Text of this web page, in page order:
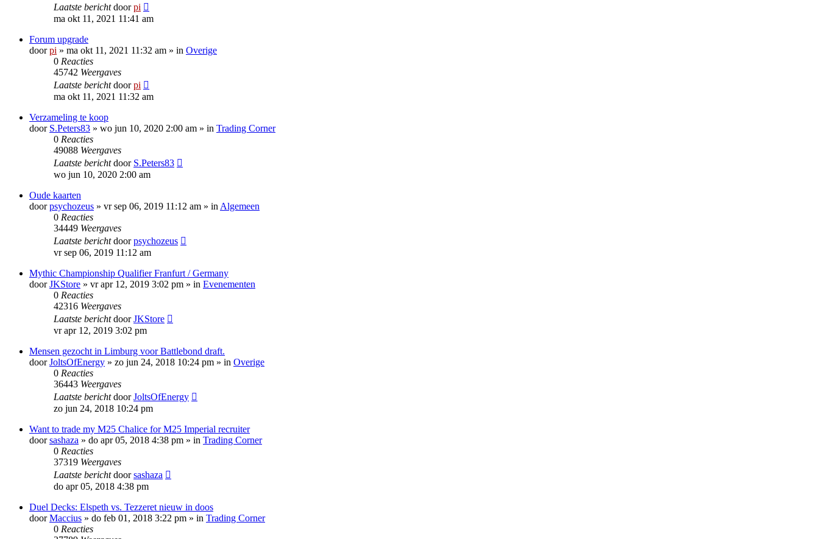
Laatste berichtdoorpi
ma okt 11, 2021 11:41 am
Forum upgrade
doorpi » ma okt 11, 2021 11:32 am » in Overige
0 Reacties
45742 Weergaves
Laatste berichtdoorpi
ma okt 11, 2021 11:32 am
Verzameling te koop
door S.Peters83 » wo jun 10, 2020 2:00 am » in Trading Corner
0 Reacties
49088 Weergaves
Laatste berichtdoor S.Peters83
wo jun 10, 2020 2:00 am
Oude kaarten
doorpsychozeus » vr sep 06, 2019 11:12 am » in Algemeen
0 Reacties
34449 Weergaves
Laatste berichtdoorpsychozeus
vr sep 06, 2019 11:12 am
Mythic Championship Qualifier Franfurt / Germany
doorJKStore » vr apr 12, 2019 3:02 pm » in Evenementen
0 Reacties
42316 Weergaves
Laatste berichtdoorJKStore
vr apr 12, 2019 3:02 pm
Mensen gezocht in Limburg voor Battlebond draft.
doorJoltsOfEnergy » zo jun 24, 2018 10:24 pm » in Overige
0 Reacties
36443 Weergaves
Laatste berichtdoorJoltsOfEnergy
zo jun 24, 2018 10:24 pm
Want to trade my M25 Chalice for M25 Imperial recruiter
doorsashaza » do apr 05, 2018 4:38 pm » in Trading Corner
0 Reacties
37319 Weergaves
Laatste berichtdoorsashaza
do apr 05, 2018 4:38 pm
Duel Decks: Elspeth vs. Tezzeret nieuw in doos
doorMaccius » do feb 01, 2018 3:22 pm » in Trading Corner
0 Reacties